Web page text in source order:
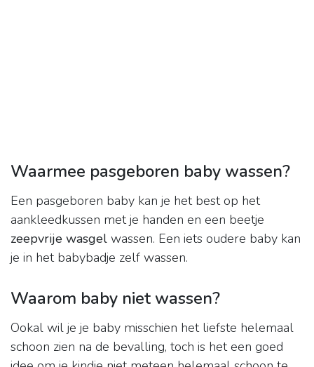
Waarmee pasgeboren baby wassen?
Een pasgeboren baby kan je het best op het
aankleedkussen met je handen en een beetje
zeepvrije wasgel wassen. Een iets oudere baby kan
je in het babybadje zelf wassen.
Waarom baby niet wassen?
Ookal wil je je baby misschien het liefste helemaal
schoon zien na de bevalling, toch is het een goed